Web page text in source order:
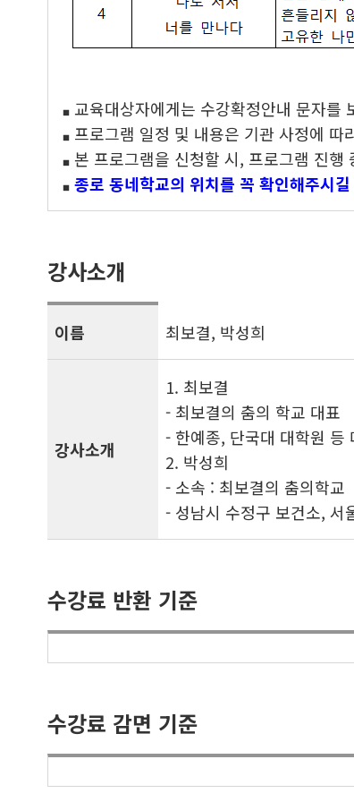
■교육대상자에게는 수강확정안내 문자를
■프로그램 일정 및 내용은 기관 사정에 따
■본 프로그램을 신청할 시, 프로그램 진행
■ 종로 동네학교의 위치를 꼭 확인해주시
강사소개
이름 최보결, 박성희
강사소개
1. 최보결
- 최보결의 춤의 학교 대표
- 한예종, 단국대 대학원 등
2. 박성희
- 소속 : 최보결의 춤의학교
- 성남시 수정구 보건소, 서
수강료 반환 기준
수강료 감면 기준